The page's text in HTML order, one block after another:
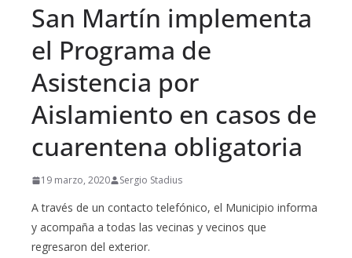
San Martín implementa
el Programa de
Asistencia por
Aislamiento en casos de
cuarentena obligatoria
19 marzo, 2020 Sergio Stadius
A través de un contacto telefónico, el Municipio informa
y acompaña a todas las vecinas y vecinos que
regresaron del exterior.